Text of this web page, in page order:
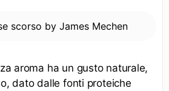
scorso by James Mechen
aroma ha un gusto naturale,
dato dalle fonti proteiche